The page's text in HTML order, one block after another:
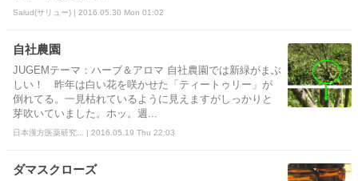
Salud(サリュー) | 2016.05.30 Mon 01:02
自社農園
JUGEMテーマ：ハーブ＆アロマ 自社農園では新緑がまぶ
しい！ 昨年は白い花を咲かせた「ティートゥリー」が
倒れてる。一見枯れているように見えますがしっかりと
芽吹いていました。ホッ。週...
日本漢方医薬研究... | 2016.05.19 Thu 22:03
ダマスクローズ